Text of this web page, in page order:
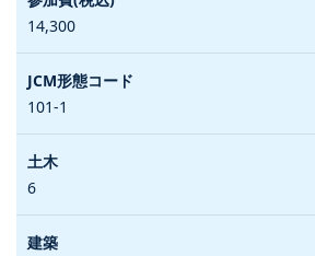
14,300
101-1
6